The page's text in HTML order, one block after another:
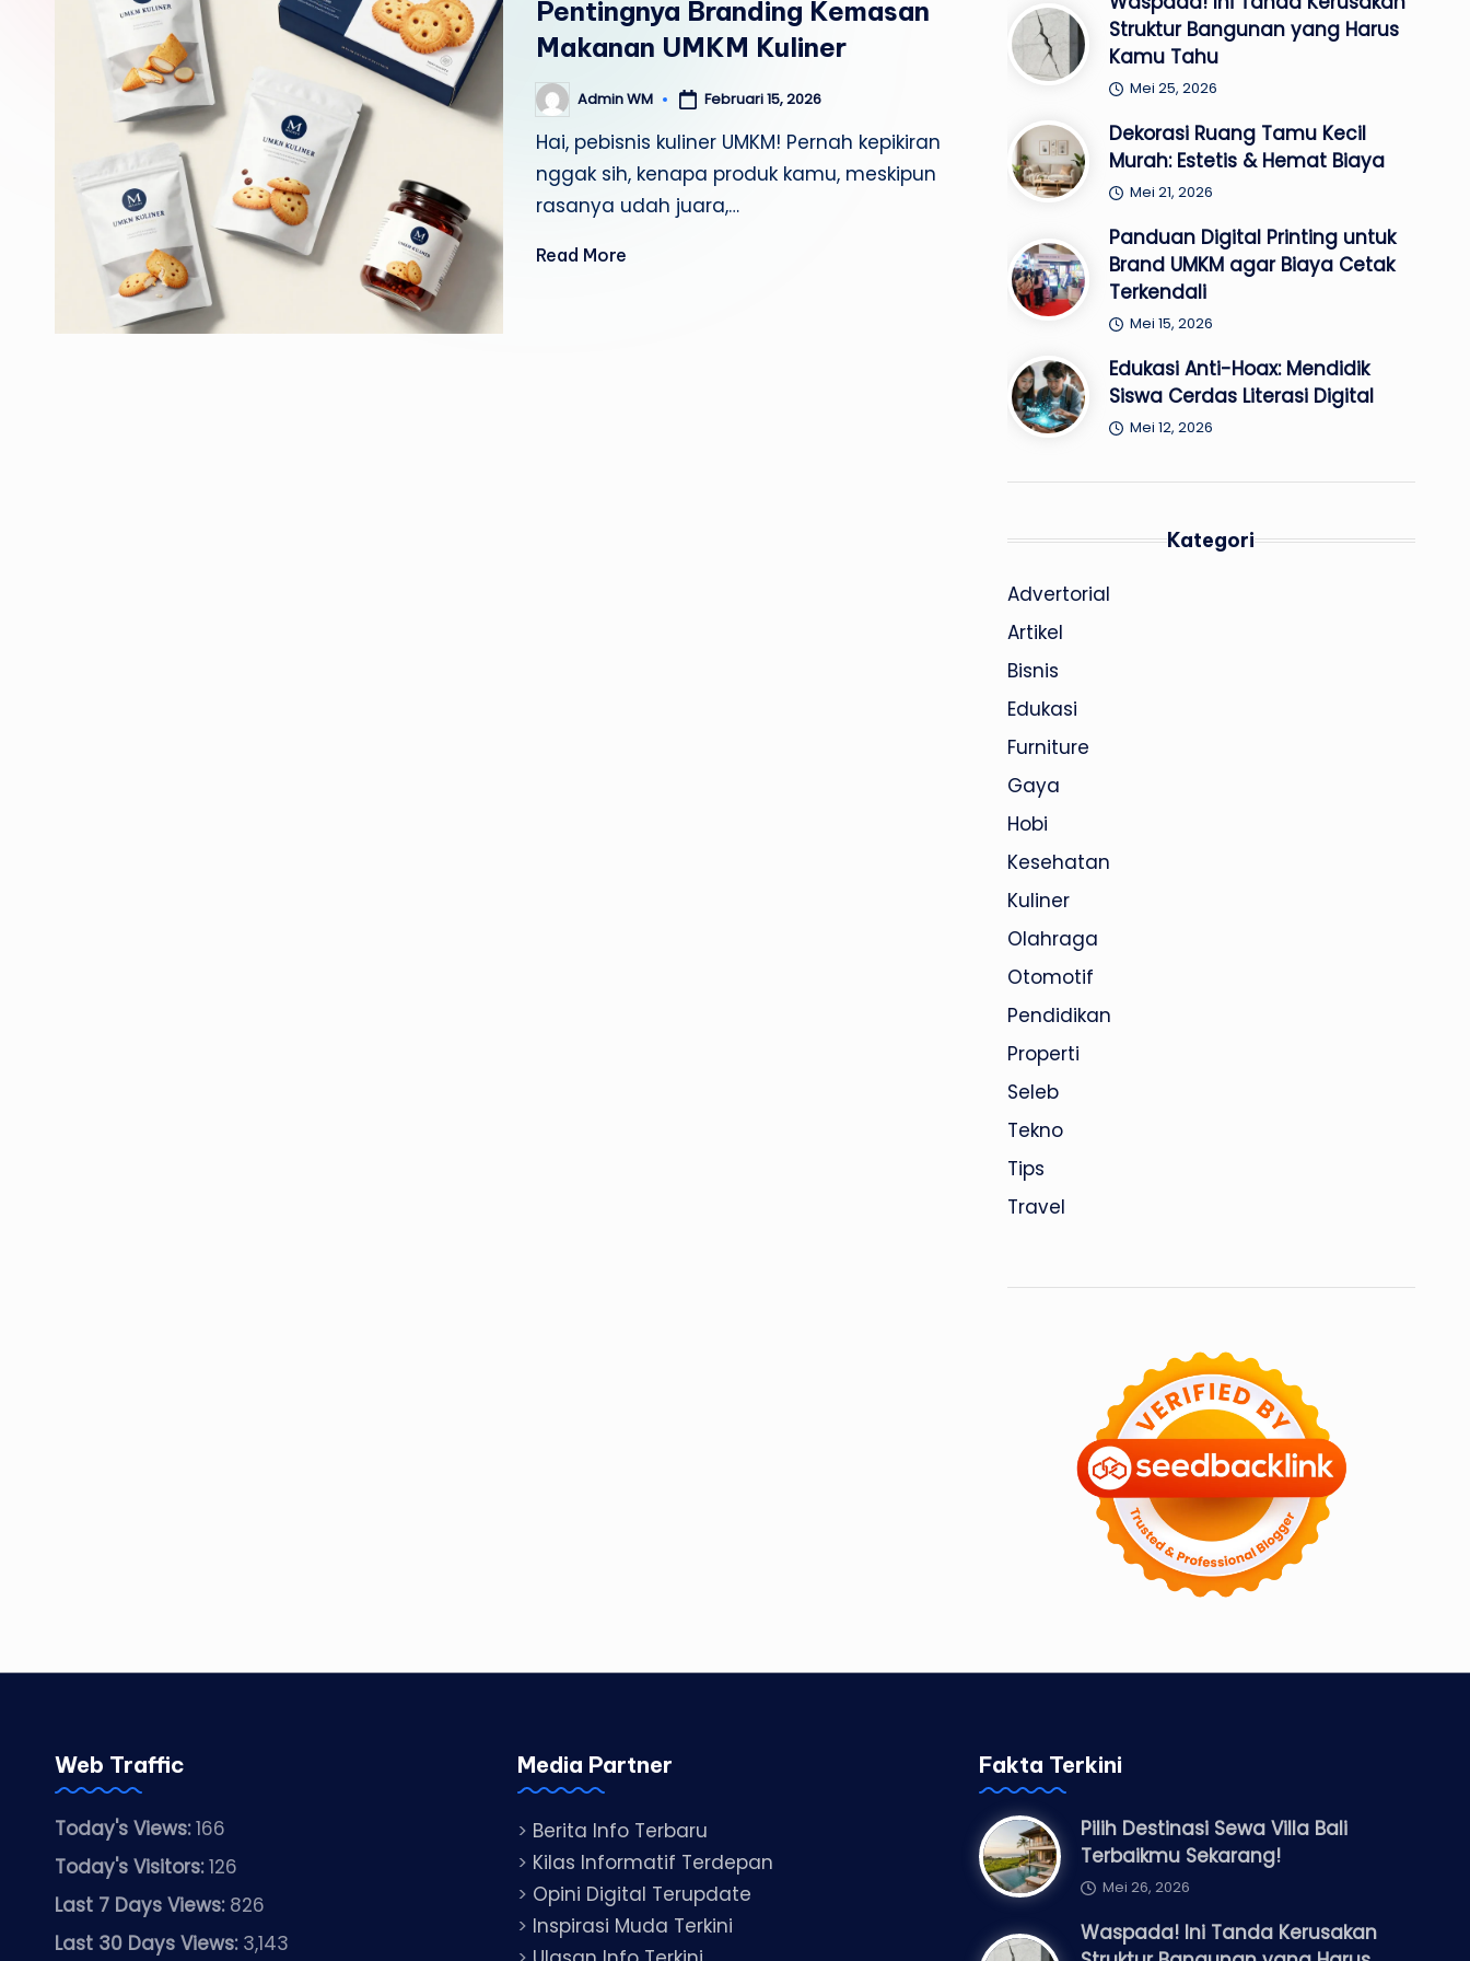
Pentingnya Branding Kemasan
Makanan UMKM Kuliner
Posted
by
Admin WM Februari 15, 2026
Hai, pebisnis kuliner UMKM! Pernah kepikiran
nggak sih, kenapa produk kamu, meskipun
rasanya udah juara,…
Read More
Struktur Bangunan yang Harus
Kamu Tahu
Mei 25, 2026
Dekorasi Ruang Tamu Kecil
Murah: Estetis & Hemat Biaya
Mei 21, 2026
Panduan Digital Printing untuk
Brand UMKM agar Biaya Cetak
Terkendali
Mei 15, 2026
Edukasi Anti-Hoax: Mendidik
Siswa Cerdas Literasi Digital
Mei 12, 2026
Kategori
Advertorial
Artikel
Bisnis
Edukasi
Furniture
Gaya
Hobi
Kesehatan
Kuliner
Olahraga
Otomotif
Pendidikan
Properti
Seleb
Tekno
Tips
Travel
Web Traffic
Today's Views:166
Today's Visitors:126
Last 7 Days Views: 826
Last 30 Days Views: 3,143
Media Partner
> Berita Info Terbaru
> Kilas Informatif Terdepan
> Opini Digital Terupdate
> Inspirasi Muda Terkini
Fakta Terkini
Pilih Destinasi Sewa Villa Bali
Terbaikmu Sekarang!
Mei 26, 2026
Waspada! Ini Tanda Kerusakan